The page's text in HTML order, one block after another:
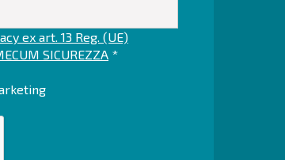
ex art. 13 Reg. (UE)
SICUREZZA *